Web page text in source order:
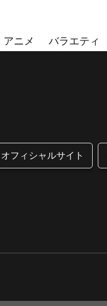
アニメ バラエティ
オフィシャルサイト